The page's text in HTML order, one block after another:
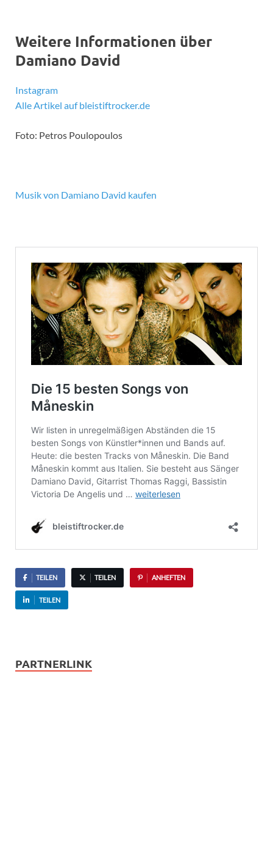
Weitere Informationen über
Damiano David
Instagram
Alle Artikel auf bleistiftrocker.de
Foto: Petros Poulopoulos
Musik von Damiano David kaufen
TEILEN TEILEN ANHEFTEN
TEILEN
PARTNERLINK